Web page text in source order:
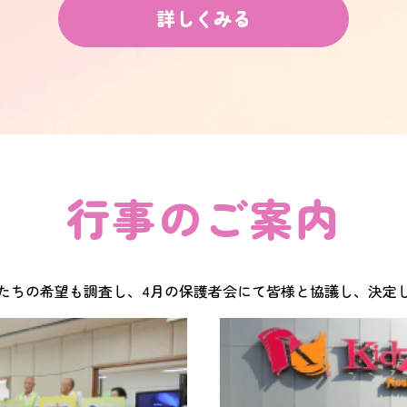
詳しくみる
行事のご案内
ちの希望も調査し、4月の保護者会にて皆様と協議し、決定